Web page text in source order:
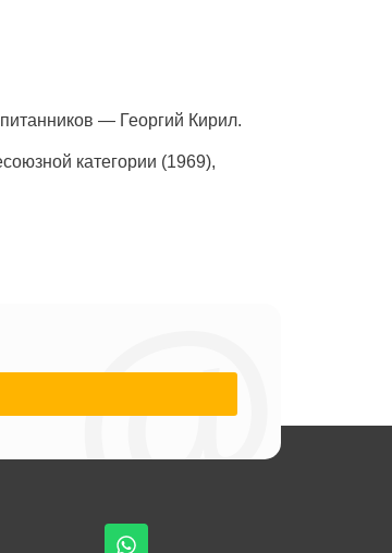
— Георгий Кирил.
категории (1969),
@